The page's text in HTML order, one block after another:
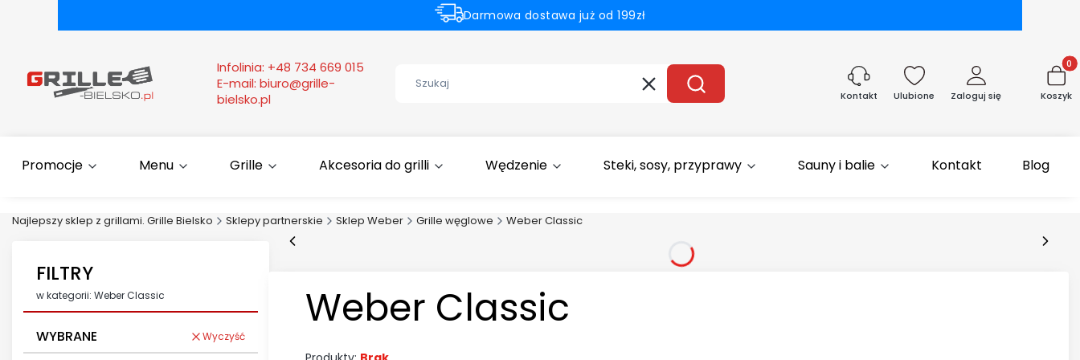
Darmowa dostawa już od 199zł
Infolinia: +48 734 669 015
E-mail: biuro@grille-
bielsko.pl
WyczyśćSzukaj Kontakt Ulubione Zaloguj się Koszyk
Promocje Menu Grille Akcesoria do grilli Wędzenie Steki, sosy, przyprawy Sauny i balie Kontakt Blog
Najlepszy sklep z grillami. Grille Bielsko Sklepy partnerskie Sklep Weber Grille węglowe Weber Classic
FILTRY
w kategorii: Weber Classic
WYBRANE Wyczyść
Weber Classic